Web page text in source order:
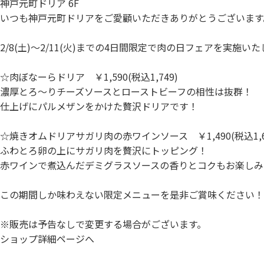
神戸元町ドリア 6F
いつも神戸元町ドリアをご愛顧いただきありがとうございます
2/8(土)〜2/11(火)までの4日間限定で肉の日フェアを実施いた
☆肉ぼなーらドリア ￥1,590(税込1,749)
濃厚とろ〜りチーズソースとローストビーフの相性は抜群！
仕上げにパルメザンをかけた贅沢ドリアです！
☆焼きオムドリアサガリ肉の赤ワインソース ￥1,490(税込
ふわとろ卵の上にサガリ肉を贅沢にトッピング！
赤ワインで煮込んだデミグラスソースの香りとコクもお楽しみ
この期間しか味わえない限定メニューを是非ご賞味ください！
※販売は予告なしで変更する場合がございます。
ショップ詳細ページへ